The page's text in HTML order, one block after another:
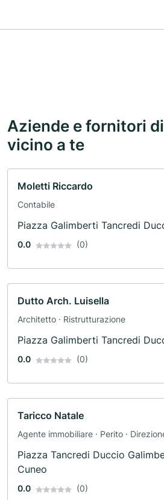
Aziende e fornitori
vicino a te
Moletti Riccardo
Contabile
Piazza Galimberti Tancredi
0.0 (0)
Dutto Arch. Luisella
Architetto · Ristrutturazione
Piazza Galimberti Tancredi
0.0 (0)
Taricco Natale
Agente immobiliare · Perito ·
Piazza Tancredi Duccio
Cuneo
0.0 (0)